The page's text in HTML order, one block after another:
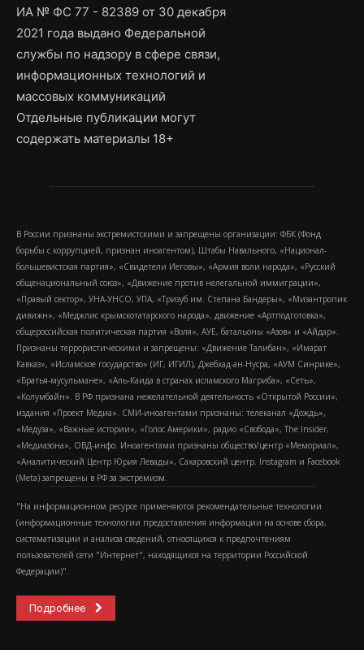
ИА № ФС 77 - 82389 от 30 декабря
2021 года выдано Федеральной
службы по надзору в сфере связи,
информационных технологий и
массовых коммуникаций
Отдельные публикации могут
содержать материалы 18+
В России признаны экстремистскими и запрещены организации: ФБК (Фонд
борьбы с коррупцией, признан иноагентом), Штабы Навального, «Национал-
большевистская партия», «Свидетели Иеговы», «Армия воли народа», «Русский
общенациональный союз», «Движение против нелегальной иммиграции»,
«Правый сектор», УНА-УНСО, УПА, «Тризуб им. Степана Бандеры», «Мизантропик
дивижн», «Меджлис крымскотатарского народа», движение «Артподготовка»,
общероссийская политическая партия «Воля», АУЕ, батальоны «Азов» и «Айдар».
Признаны террористическими и запрещены: «Движение Талибан», «Имарат
Кавказ», «Исламское государство» (ИГ, ИГИЛ), Джебхад-ан-Нусра, «АУМ Синрике»,
«Братья-мусульмане», «Аль-Каида в странах исламского Магриба», «Сеть»,
«Колумбайн». В РФ признана нежелательной деятельность «Открытой России»,
издания «Проект Медиа». СМИ-иноагентами признаны: телеканал «Дождь»,
«Медуза», «Важные истории», «Голос Америки», радио «Свобода», The Insider,
«Медиазона», ОВД-инфо. Иноагентами признаны общество/центр «Мемориал»,
«Аналитический Центр Юрия Левады», Сахаровский центр. Instagram и Facebook
(Metа) запрещены в РФ за экстремизм.
"На информационном ресурсе применяются рекомендательные технологии
(информационные технологии предоставления информации на основе сбора,
систематизации и анализа сведений, относящихся к предпочтениям
пользователей сети "Интернет", находящихся на территории Российской
Федерации)".
Подробнее